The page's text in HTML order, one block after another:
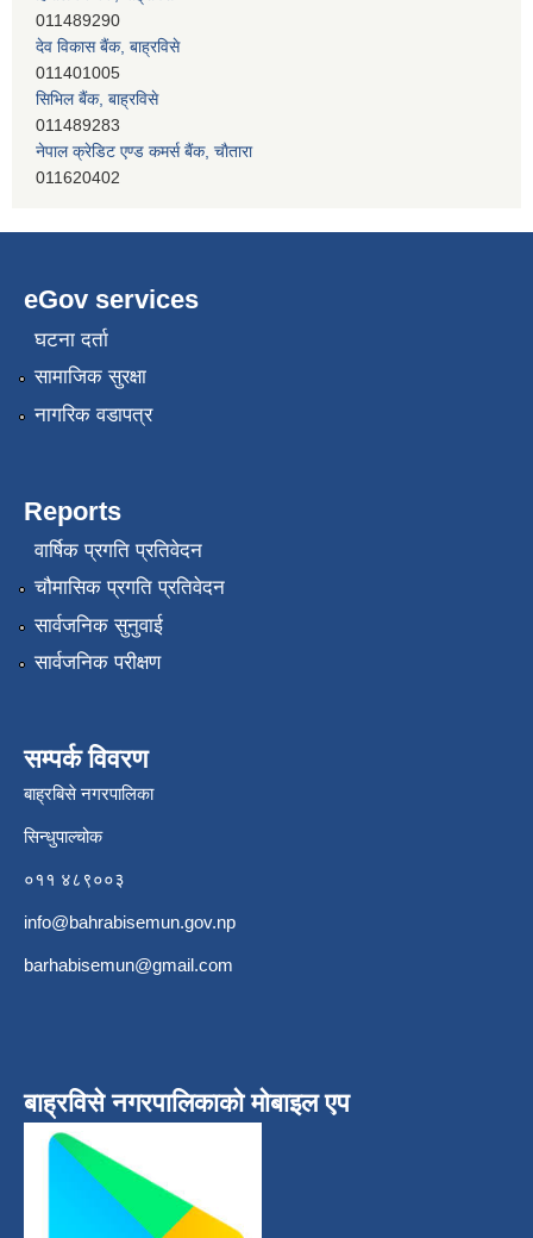
011489290
देव विकास बैंक, बाह्रविसे
011401005
सिभिल बैंक, बाह्रविसे
011489283
नेपाल क्रेडिट एण्ड कमर्स बैंक, चाैतारा
011620402
eGov services
घटना दर्ता
सामाजिक सुरक्षा
नागरिक वडापत्र
Reports
वार्षिक प्रगति प्रतिवेदन
चौमासिक प्रगति प्रतिवेदन
सार्वजनिक सुनुवाई
सार्वजनिक परीक्षण
सम्पर्क विवरण
बाह्रबिसे नगरपालिका
सिन्धुपाल्चोक
०११ ४८९००३
info@bahrabisemun.gov.np
barhabisemun@gmail.com
बाह्रविसे नगरपालिकाकाे माेबाइल एप